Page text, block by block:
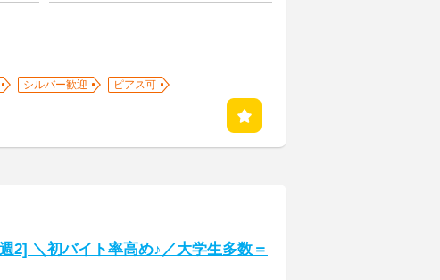
シルバー歓迎
ピアス可
2] ＼初バイト率高め♪／大学生多数＝